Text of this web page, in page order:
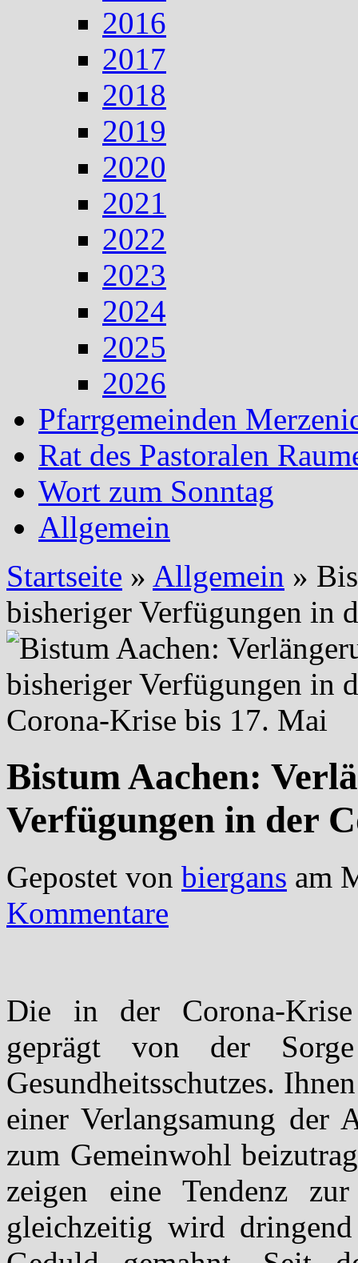
2016
2017
2018
2019
2020
2021
2022
2023
2024
2025
2026
Pfarrgemeinden
Rat des Pastoralen
Wort zum Sonntag
Allgemein
Startseite » Allgemein »
bisheriger Verfügungen in
Bistum Aachen:
Verfügungen in der
Gepostet von biergans am
Kommentare
Die in der Corona-
geprägt von der
Gesundheitsschutzes.
einer Verlangsamung der
zum Gemeinwohl
zeigen eine Tendenz
gleichzeitig wird